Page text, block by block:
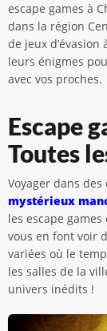
escape games à
dans la région
de jeux
leurs énigmes
avec vos proches.
Escape
Toutes
Voyager dans
mystérieux
les escape
vous en font voir
variées où le
les salles de la
univers inédits !